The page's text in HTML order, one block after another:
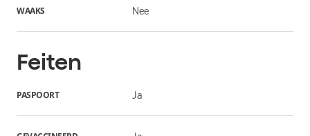
WAAKS Nee
Feiten
PASPOORT Ja